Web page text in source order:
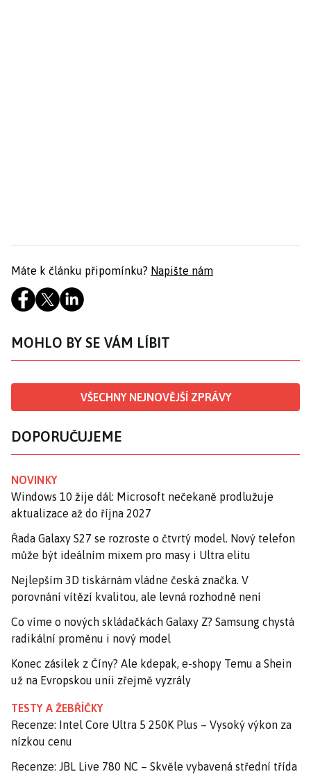
Máte k článku připomínku? Napište nám
MOHLO BY SE VÁM LÍBIT
VŠECHNY NEJNOVĚJŠÍ ZPRÁVY
DOPORUČUJEME
NOVINKY
Windows 10 žije dál: Microsoft nečekaně prodlužuje
aktualizace až do října 2027
Řada Galaxy S27 se rozroste o čtvrtý model. Nový telefon
může být ideálním mixem pro masy i Ultra elitu
Nejlepším 3D tiskárnám vládne česká značka. V
porovnání vítězí kvalitou, ale levná rozhodně není
Co víme o nových skládačkách Galaxy Z? Samsung chystá
radikální proměnu i nový model
Konec zásilek z Číny? Ale kdepak, e-shopy Temu a Shein
už na Evropskou unii zřejmě vyzrály
TESTY A ŽEBŘÍČKY
Recenze: Intel Core Ultra 5 250K Plus – Vysoký výkon za
nízkou cenu
Recenze: JBL Live 780 NC – Skvěle vybavená střední třída